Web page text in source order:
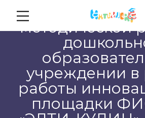
методической
учреждении в
работы
площадки